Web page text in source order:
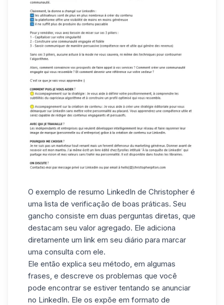
O exemplo de resumo LinkedIn de Christopher é
uma lista de verificação de boas práticas. Seu
gancho consiste em duas perguntas diretas, que
destacam seu valor agregado. Ele adiciona
diretamente um link em seu diário para marcar
uma consulta com ele.
Ele então explica seu método, em algumas
frases, e descreve os problemas que você
pode encontrar se estiver tentando se anunciar
no LinkedIn. Ele os expõe em formato de